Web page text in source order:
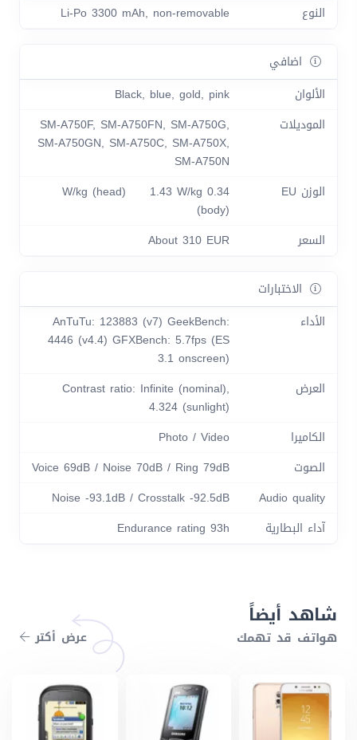
النوع
Li-Po 3300 mAh, non-removable
اضافي
الألوان
Black, blue, gold, pink
الموديلات
SM-A750F, SM-A750FN, SM-A750G,
SM-A750GN, SM-A750C, SM-A750X,
SM-A750N
الوزن EU
0.34 W/kg (head) 1.43 W/kg
(body)
السعر
About 310 EUR
الاختبارات
الأداء
AnTuTu: 123883 (v7) GeekBench:
4446 (v4.4) GFXBench: 5.7fps (ES
3.1 onscreen)
العرض
Contrast ratio: Infinite (nominal),
4.324 (sunlight)
الكاميرا
Photo / Video
الصوت
Voice 69dB / Noise 70dB / Ring 79dB
Audio quality
Noise -93.1dB / Crosstalk -92.5dB
آداء البطارية
Endurance rating 93h
شاهد أيضاً
هواتف قد تهمك عرض أكتر